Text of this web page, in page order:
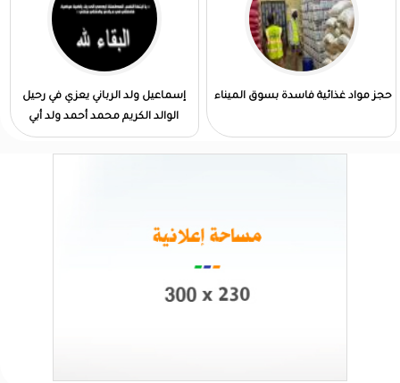
حجز مواد غذائية فاسدة بسوق الميناء
إسماعيل ولد الرباني يعزي في رحيل
الوالد الكريم محمد أحمد ولد أبي